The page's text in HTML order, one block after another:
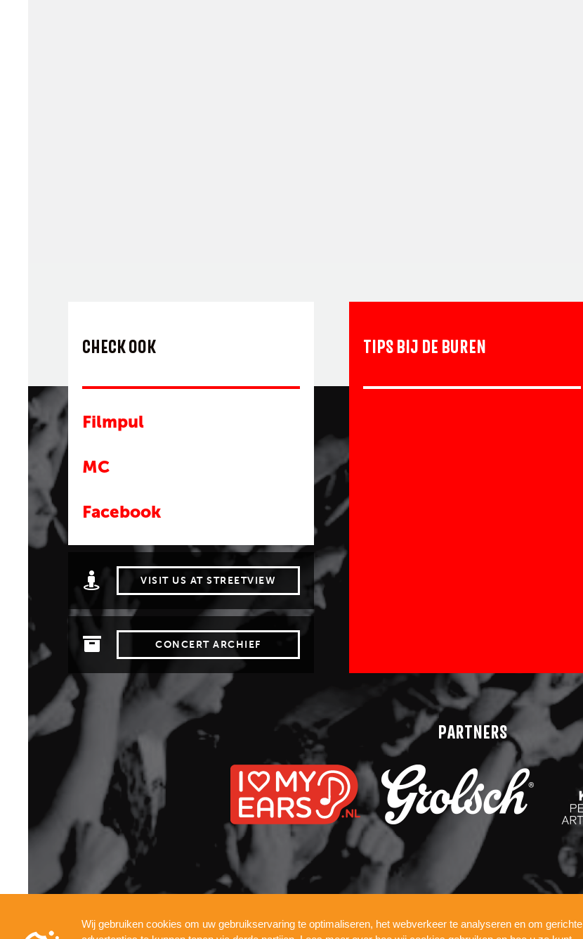
CHECK OOK
Filmpul
MC
Facebook
VISIT US AT STREETVIEW
CONCERT ARCHIEF
TIPS BIJ DE BUREN
PARTNERS
INFO PRESSKIT TECHNICAL PRIVACY COOKIES WERKEN BIJ
Wij gebruiken cookies om uw gebruikservaring te optimaliseren, het webverkeer te analyseren en om gerichte